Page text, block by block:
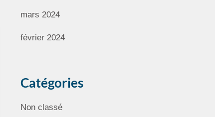
mars 2024
février 2024
Catégories
Non classé